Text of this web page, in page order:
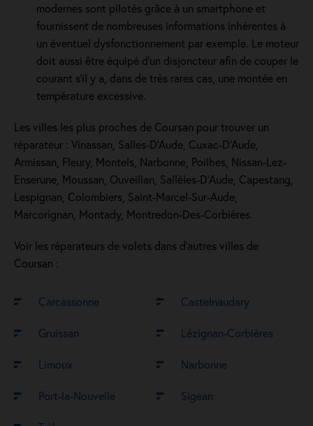
modernes sont pilotés grâce à un smartphone et
fournissent de nombreuses informations inhérentes à
un éventuel dysfonctionnement par exemple. Le moteur
doit aussi être équipé d'un disjoncteur afin de couper le
courant s'il y a, dans de très rares cas, une montée en
température excessive.
Les villes les plus proches de Coursan pour trouver un
réparateur : Vinassan, Salles-D'Aude, Cuxac-D'Aude,
Armissan, Fleury, Montels, Narbonne, Poilhes, Nissan-Lez-
Enserune, Moussan, Ouveillan, Sallèles-D'Aude, Capestang,
Lespignan, Colombiers, Saint-Marcel-Sur-Aude,
Marcorignan, Montady, Montredon-Des-Corbières.
Voir les réparateurs de volets dans d’autres villes de
Coursan :
Carcassonne Castelnaudary
Gruissan Lézignan-Corbières
Limoux Narbonne
Port-la-Nouvelle Sigean